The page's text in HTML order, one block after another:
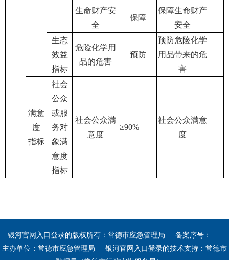
生命财产安
全
保障
保障生命财产
安全
生态
效益
指标
危险化学用
品的危害
预防
预防危险化学
用品带来的危
害
满意
度
指标
社会
公众
或服
务对
象满
意度
指标
社会公众满
意度
≥90%
社会公众满意
度
银河官网入口登录的版权所有：常德市应急管理局
备案序号：
主办单位：常德市应急管理局
银河官网入口登录的技术支持：常德市